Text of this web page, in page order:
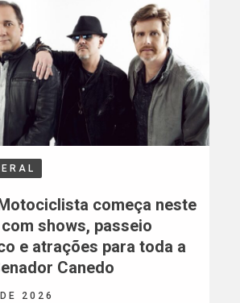
começa neste
shows, passeio
e atrações para toda a
Canedo
2026